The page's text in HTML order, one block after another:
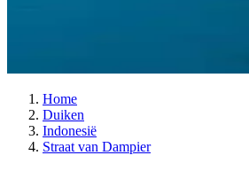
Home
Duiken
Indonesië
Straat van Dampier